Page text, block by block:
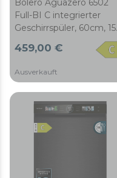
Bolero Aguazero 6502
Full-BI C integrierter
Geschirrspüler, 60cm, 15
Gedecke, drittes Fach, 6
Programme mit Dual
Inverter Plus Motor und
verzögertem Start.
459,00 €
Ausverkauft